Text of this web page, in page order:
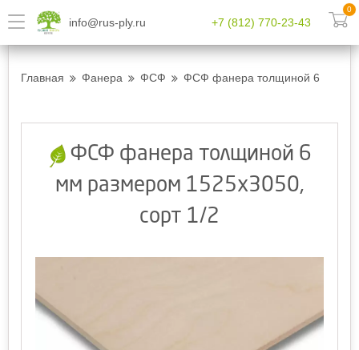
info@rus-ply.ru +7 (812) 770-23-43
0
Главная Фанера ФСФ ФСФ фанера толщиной 6 мм
ФСФ фанера толщиной 6
мм размером 1525х3050,
сорт 1/2